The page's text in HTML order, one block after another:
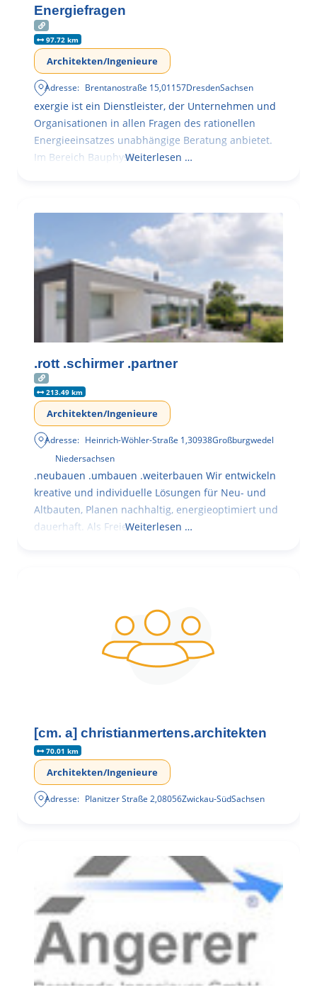
Energiefragen
97.72 km
Architekten/Ingenieure
Adresse: Brentanostraße 15,01157DresdenSachsen
exergie ist ein Dienstleister, der Unternehmen und
Organisationen in allen Fragen des rationellen
Energieeinsatzes unabhängige Beratung anbietet.
Im Bereich BauphysikWeiterlesen …
.rott .schirmer .partner
213.49 km
Architekten/Ingenieure
Adresse: Heinrich-Wöhler-Straße 1,30938Großburgwedel
Niedersachsen
.neubauen .umbauen .weiterbauen Wir entwickeln
kreative und individuelle Lösungen für Neu- und
Altbauten, Planen nachhaltig, energieoptimiert und
dauerhaft. Als FreieWeiterlesen …
[cm. a] christianmertens.architekten
70.01 km
Architekten/Ingenieure
Adresse: Planitzer Straße 2,08056Zwickau-SüdSachsen